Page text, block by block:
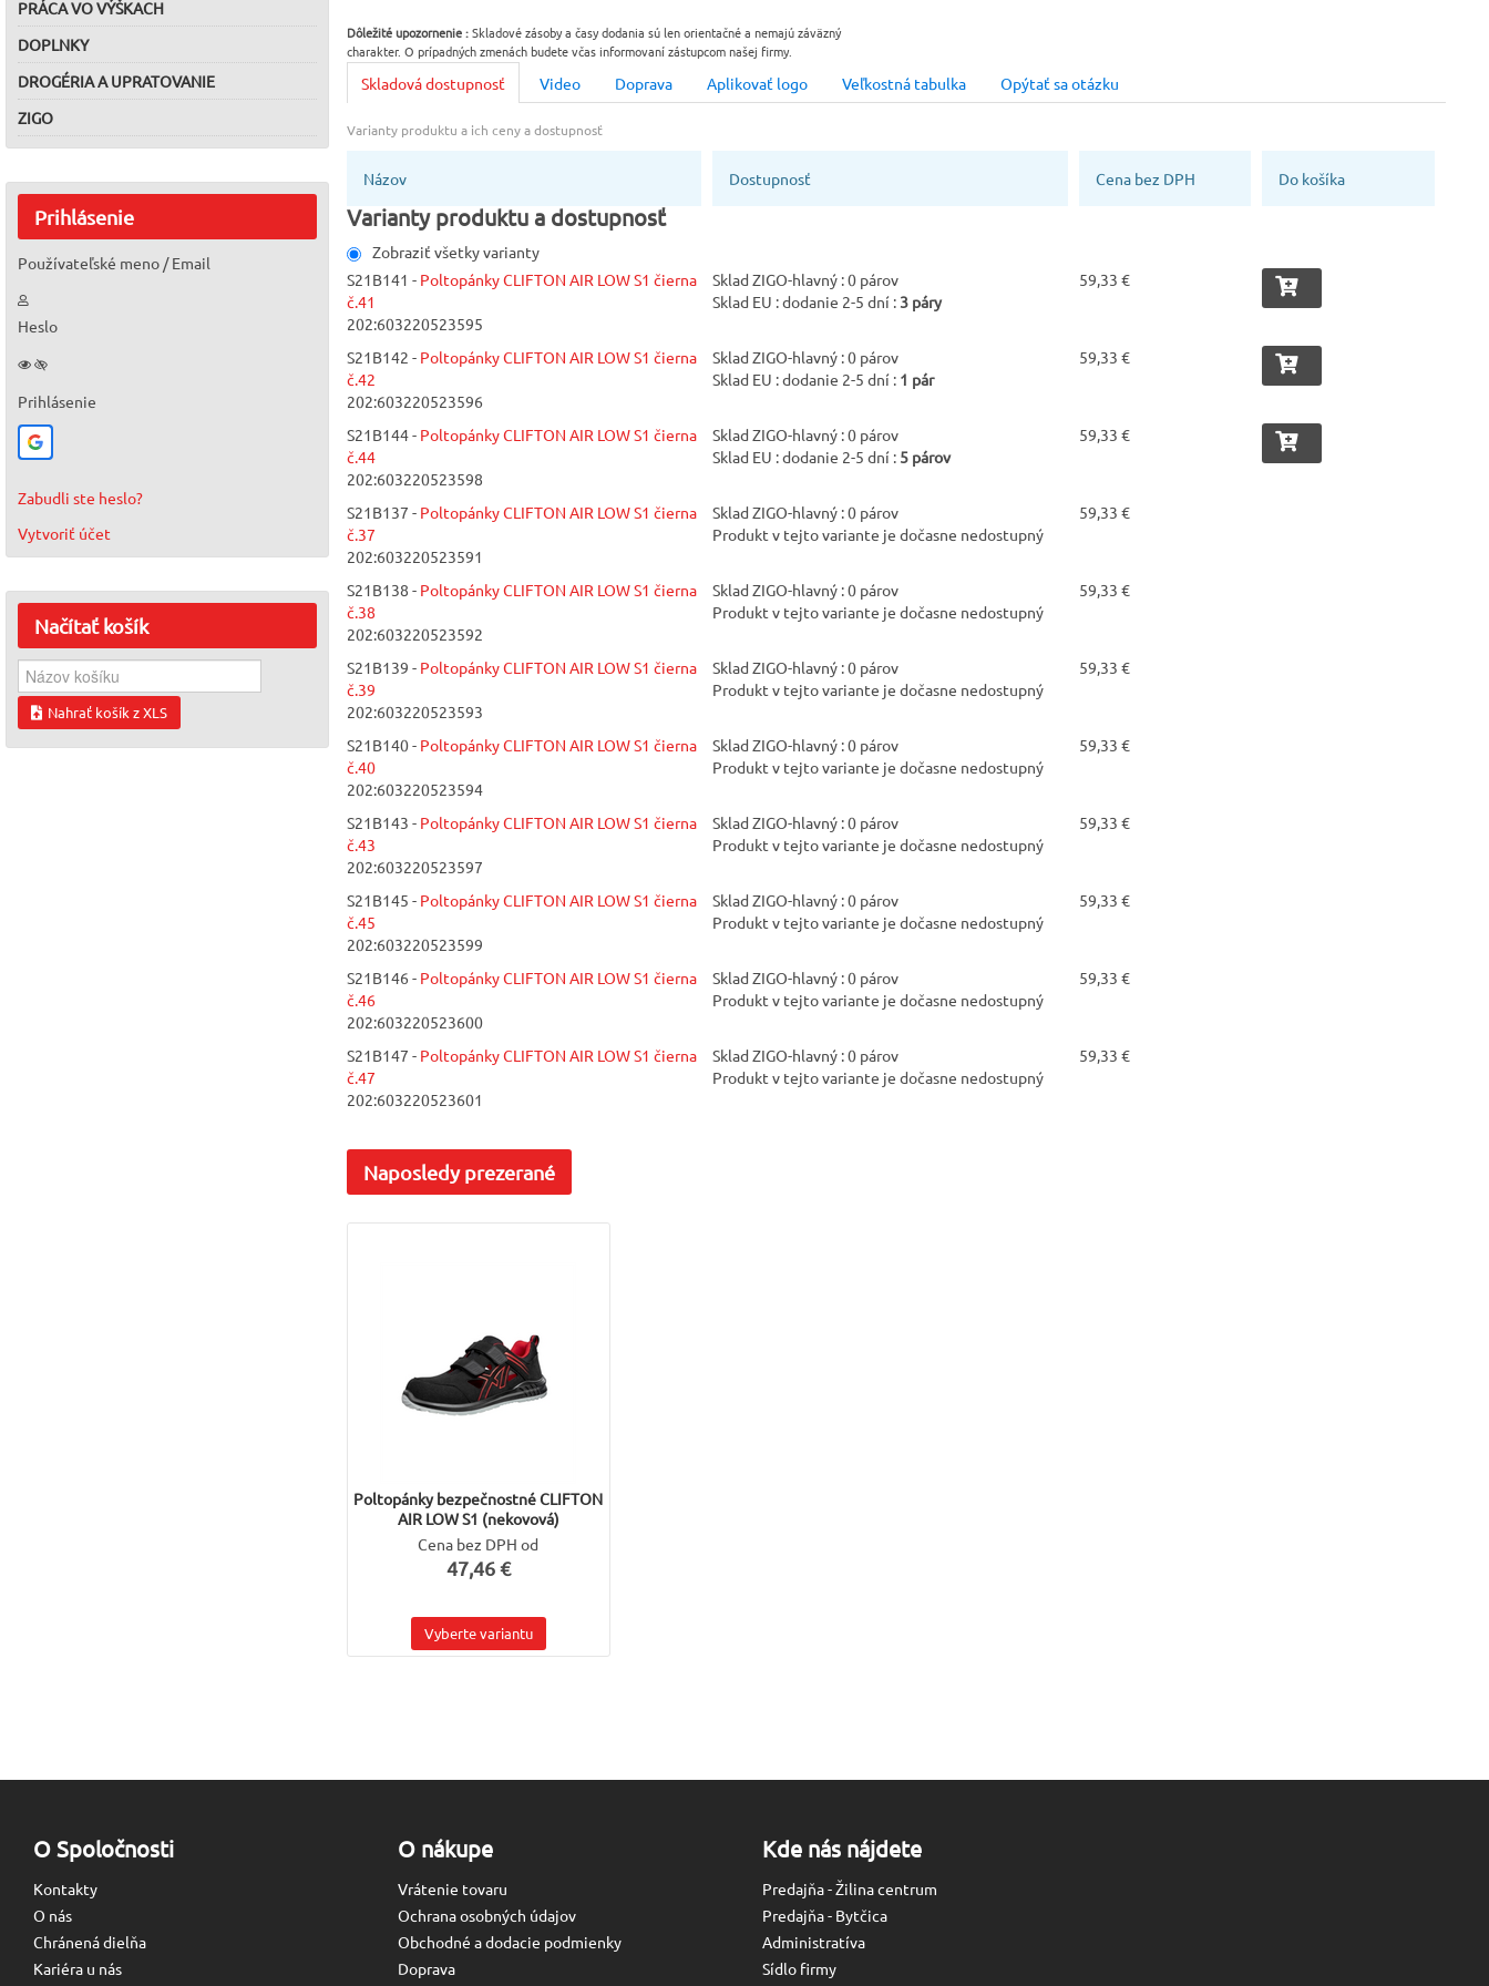
PRÁCA VO VÝŠKACH
DOPLNKY
DROGÉRIA A UPRATOVANIE
ZIGO
Prihlásenie
Používateľské meno / Email
Heslo
Prihlásenie
Zabudli ste heslo?
Vytvoriť účet
Načítaťkošík
Nahrať košík z XLS
Dôležité upozornenie :Skladové zásoby a časy dodania sú len orientačné a nemajú záväzný
charakter. O prípadných zmenách budete včas informovaní zástupcom našej firmy.
podrážky
Malfini (Adler)
Skladová dostupnosť Video Doprava Aplikovať logo Veľkostná tabulka Opýtať sa otázku
Varianty produktu a ich ceny a dostupnosť
Názov Dostupnosť Cena bez DPH Do košíka
Varianty produktu a dostupnosť
Zobraziť všetky varianty
S21B141 - Poltopánky CLIFTON AIR LOW S1 čierna
č.41
202:603220523595
Sklad ZIGO-hlavný : 0 párov
Sklad EU : dodanie 2-5 dní : 3 páry
59,33 €
S21B142 - Poltopánky CLIFTON AIR LOW S1 čierna
č.42
202:603220523596
Sklad ZIGO-hlavný : 0 párov
Sklad EU : dodanie 2-5 dní : 1 pár
59,33 €
S21B144 - Poltopánky CLIFTON AIR LOW S1 čierna
č.44
202:603220523598
Sklad ZIGO-hlavný : 0 párov
Sklad EU : dodanie 2-5 dní : 5 párov
59,33 €
S21B137 - Poltopánky CLIFTON AIR LOW S1 čierna
č.37
202:603220523591
Sklad ZIGO-hlavný : 0 párov
Produkt v tejto variante je dočasne nedostupný
59,33 €
S21B138 - Poltopánky CLIFTON AIR LOW S1 čierna
č.38
202:603220523592
Sklad ZIGO-hlavný : 0 párov
Produkt v tejto variante je dočasne nedostupný
59,33 €
S21B139 - Poltopánky CLIFTON AIR LOW S1 čierna
č.39
202:603220523593
Sklad ZIGO-hlavný : 0 párov
Produkt v tejto variante je dočasne nedostupný
59,33 €
S21B140 - Poltopánky CLIFTON AIR LOW S1 čierna
č.40
202:603220523594
Sklad ZIGO-hlavný : 0 párov
Produkt v tejto variante je dočasne nedostupný
59,33 €
S21B143 - Poltopánky CLIFTON AIR LOW S1 čierna
č.43
202:603220523597
Sklad ZIGO-hlavný : 0 párov
Produkt v tejto variante je dočasne nedostupný
59,33 €
S21B145 - Poltopánky CLIFTON AIR LOW S1 čierna
č.45
202:603220523599
Sklad ZIGO-hlavný : 0 párov
Produkt v tejto variante je dočasne nedostupný
59,33 €
S21B146 - Poltopánky CLIFTON AIR LOW S1 čierna
č.46
202:603220523600
Sklad ZIGO-hlavný : 0 párov
Produkt v tejto variante je dočasne nedostupný
59,33 €
S21B147 - Poltopánky CLIFTON AIR LOW S1 čierna
č.47
202:603220523601
Sklad ZIGO-hlavný : 0 párov
Produkt v tejto variante je dočasne nedostupný
59,33 €
Naposledyprezerané
Poltopánky bezpečnostné CLIFTON
AIR LOW S1 (nekovová)
Cena bez DPH od
47,46 €
Vyberte variantu
O Spoločnosti
Kontakty
O nás
Chránená dielňa
Kariéra u nás
O nákupe
Vrátenie tovaru
Ochrana osobných údajov
Obchodné a dodacie podmienky
Doprava
Kde nás nájdete
Predajňa - Žilina centrum
Predajňa - Bytčica
Administratíva
Sídlo firmy